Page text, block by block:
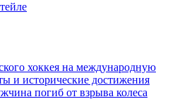
хоккея на международную
и исторические достижения
погиб от взрыва колеса